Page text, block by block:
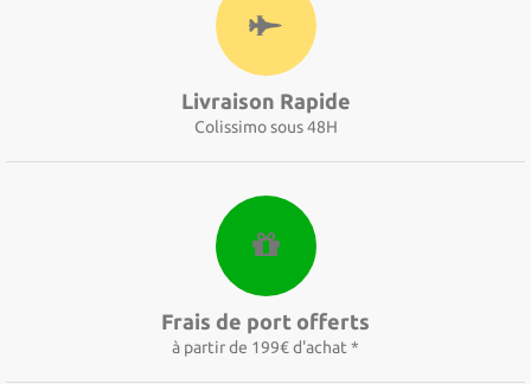
Livraison Rapide
Colissimo sous 48H
Frais de port offerts
à partir de 199€ d'achat *